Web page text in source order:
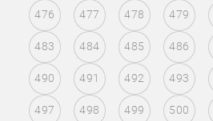
476 477 478 479
483 484 485 486
490 491 492 493
497 498 499 500